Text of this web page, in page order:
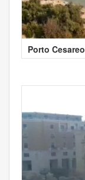
Porto Cesareo